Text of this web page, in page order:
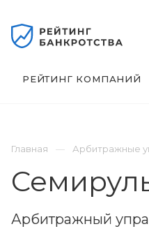
РЕЙТИНГ КОМПАНИЙ
Главная Арбитражные
Арбитражный